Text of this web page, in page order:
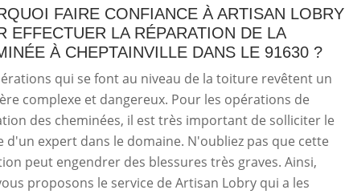
FAIRE CONFIANCE À ARTISAN LOBRY
EFFECTUER LA RÉPARATION DE LA
À CHEPTAINVILLE DANS LE 91630 ?
qui se font au niveau de la toiture revêtent un
complexe et dangereux. Pour les opérations de
des cheminées, il est très important de solliciter le
d'un expert dans le domaine. N'oubliez pas que cette
peut engendrer des blessures très graves. Ainsi,
proposons le service de Artisan Lobry qui a les